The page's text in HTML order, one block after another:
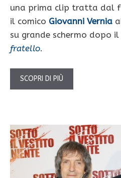
una prima clip tratta dal
il comico Giovanni Vernia
su grande schermo dopo il
fratello.
SCOPRI DI PIÙ